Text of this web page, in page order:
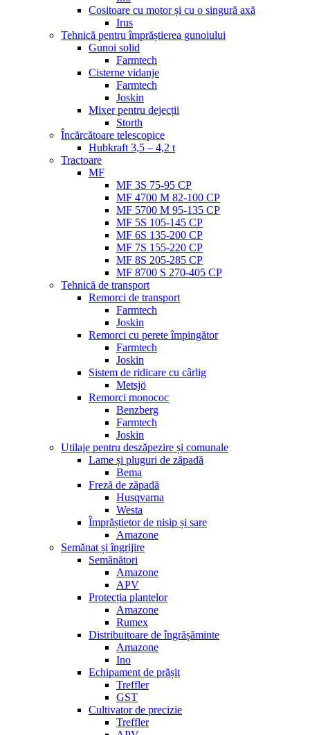
Cositoare cu motor și cu o singură axă
Irus
Tehnică pentru împrăștierea gunoiului
Gunoi solid
Farmtech
Cisterne vidanje
Farmtech
Joskin
Mixer pentru dejecții
Storth
Încărcătoare telescopice
Hubkraft 3,5 – 4,2 t
Tractoare
MF
MF 3S 75-95 CP
MF 4700 M 82-100 CP
MF 5700 M 95-135 CP
MF 5S 105-145 CP
MF 6S 135-200 CP
MF 7S 155-220 CP
MF 8S 205-285 CP
MF 8700 S 270-405 CP
Tehnică de transport
Remorci de transport
Farmtech
Joskin
Remorci cu perete împingător
Farmtech
Joskin
Sistem de ridicare cu cârlig
Metsjö
Remorci monococ
Benzberg
Farmtech
Joskin
Utilaje pentru deszăpezire și comunale
Lame și pluguri de zăpadă
Bema
Freză de zăpadă
Husqvarna
Westa
Împrăștietor de nisip și sare
Amazone
Semănat și îngrijire
Semănători
Amazone
APV
Protecția plantelor
Amazone
Rumex
Distribuitoare de îngrășăminte
Amazone
Ino
Echipament de prășit
Treffler
GST
Cultivator de precizie
Treffler